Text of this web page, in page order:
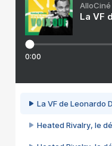
AlloCiné
La VF
0:00
La VF de Leonardo
Heated Rivalry, le